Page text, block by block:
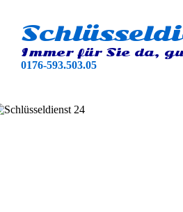
Immer für Sie da,
0176-593.503.05